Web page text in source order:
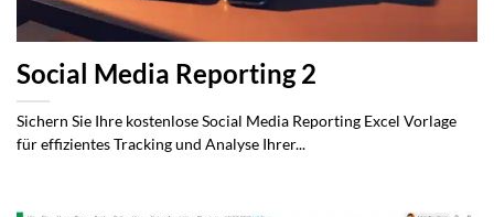
Social Media Reporting 2
Sichern Sie Ihre kostenlose Social Media Reporting Excel Vorlage
für effizientes Tracking und Analyse Ihrer...